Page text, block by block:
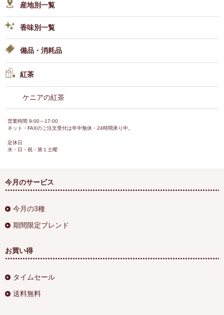
産地別一覧
香味別一覧
備品・消耗品
紅茶
ケニアの紅茶
営業時間 9:00～17:00
ネット・FAXのご注文受付は年中無休・24時間承り中。
定休日
水・日・祝・第１土曜
今月のサービス
今月の3種
期間限定ブレンド
お買い得
タイムセール
送料無料